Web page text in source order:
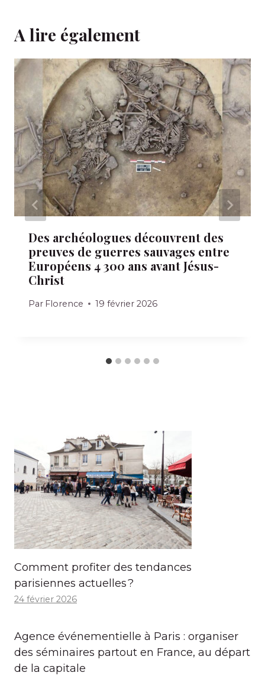
A lire également
Des archéologues découvrent des
preuves de guerres sauvages entre
Européens 4 300 ans avant Jésus-
Christ
Par Florence 19 février 2026
Comment profiter des tendances
parisiennes actuelles ?
24 février 2026
Agence événementielle à Paris : organiser
des séminaires partout en France, au départ
de la capitale